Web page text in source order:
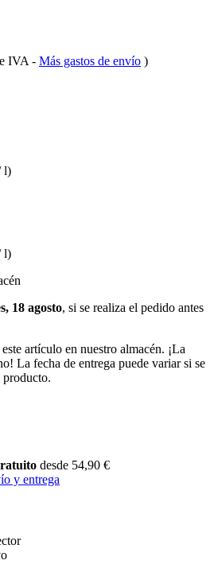
IVA - Más gastos de envío )
l)
l)
18 agosto, si se realiza el pedido antes
artículo en nuestro almacén. ¡La
La fecha de entrega puede variar si se
producto.
desde 54,90 €
y entrega